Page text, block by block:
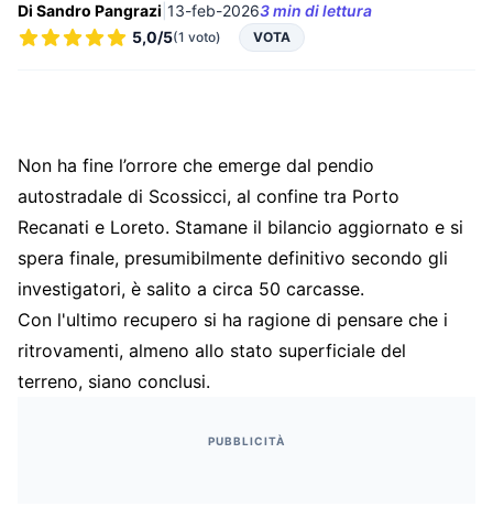
Di Sandro Pangrazi 13-feb-20263 min di lettura
5,0/5(1 voto) VOTA
Non ha fine l’orrore che emerge dal pendio
autostradale di Scossicci, al confine tra Porto
Recanati e Loreto. Stamane il bilancio aggiornato e si
spera finale, presumibilmente definitivo secondo gli
investigatori, è salito a circa 50 carcasse.
Con l'ultimo recupero si ha ragione di pensare che i
ritrovamenti, almeno allo stato superficiale del
terreno, siano conclusi.
PUBBLICITÀ